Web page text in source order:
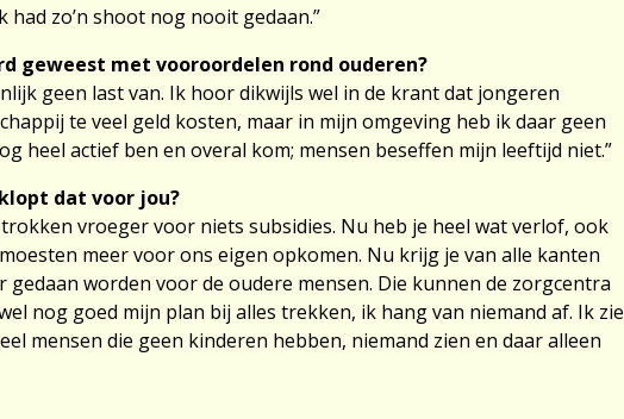
had zo’n shoot nog nooit gedaan.”
geweest met vooroordelen rond ouderen?
geen last van. Ik hoor dikwijls wel in de krant dat jongeren
te veel geld kosten, maar in mijn omgeving heb ik daar geen
heel actief ben en overal kom; mensen beseffen mijn leeftijd niet.”
dat voor jou?
vroeger voor niets subsidies. Nu heb je heel wat verlof, ook
meer voor ons eigen opkomen. Nu krijg je van alle kanten
gedaan worden voor de oudere mensen. Die kunnen de zorgcentra
nog goed mijn plan bij alles trekken, ik hang van niemand af. Ik zie
mensen die geen kinderen hebben, niemand zien en daar alleen